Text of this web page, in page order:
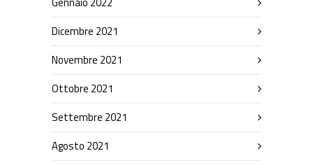
Dicembre 2021
Novembre 2021
Ottobre 2021
Settembre 2021
Agosto 2021